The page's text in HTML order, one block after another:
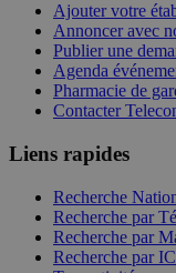
Ajouter votre
Annoncer avec
Publier une
Agenda
Pharmacie de
Contacter
Liens rapides
Recherche
Recherche par
Recherche par
Recherche par